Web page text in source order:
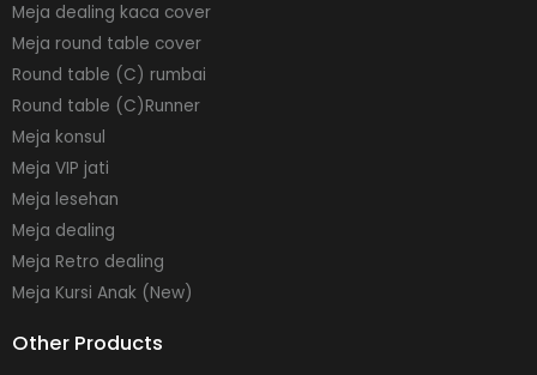
Meja dealing kaca cover
Meja round table cover
Round table (C) rumbai
Round table (C)Runner
Meja konsul
Meja VIP jati
Meja lesehan
Meja dealing
Meja Retro dealing
Meja Kursi Anak (New)
Other Products